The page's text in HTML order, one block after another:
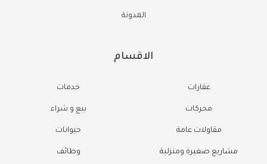
المدونة
الاقسام
عقارات
محركات
مقاولات عامة
مشاريع صغيرة ومنزلية
خدمات
بيع و شراء
حيوانات
وظائف